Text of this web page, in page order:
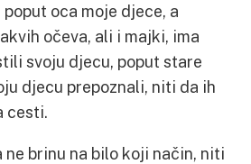
oca moje djece, a
očeva, ali i majki, ima
svoju djecu, poput stare
djecu prepoznali, niti da ih
cesti.
ne brinu na bilo koji način, niti